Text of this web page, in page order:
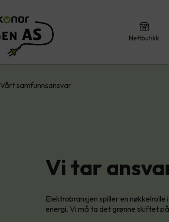
Nettbutikk
Vårt samfunnsansvar
Vi tar
Elektrobransjen spiller en
energi. Vi må ta det grønne skiftet